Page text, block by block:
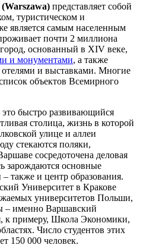
представляет собой
туристическом и
является самым населенным
почти 2 миллиона
основанный в XIV веке,
и монументами, а также
и выставками. Многие
объектов Всемирного
быстро развивающийся
столица, жизнь в которой
улице и аллеи
стекаются поляки,
сосредоточена деловая
зарождаются основные
также и центр образования.
Университет в Кракове
университетов Польши,
– именно Варшавский
к примеру, Школа Экономики,
Число студентов этих
150 000 человек.